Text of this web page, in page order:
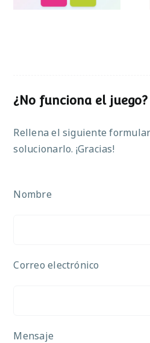
¿No funciona el juego?
Rellena el siguiente
solucionarlo. ¡Gracias!
Nombre
Correo electrónico
Mensaje